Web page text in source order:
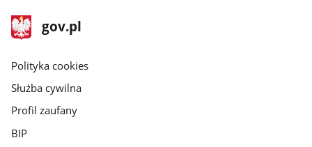
stopka
gov.pl
Strona
gov.pl
gov.pl
Polityka cookies
Służba cywilna
Profil zaufany
BIP